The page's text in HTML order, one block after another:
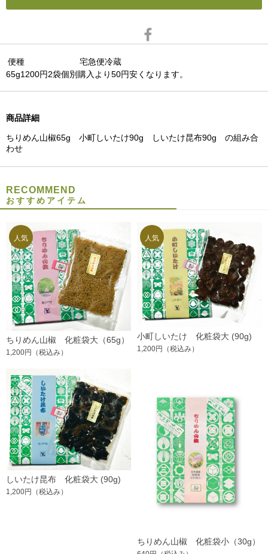
便種
宅急便冷蔵
65g1200円2袋個別購入より50円安くなります。
商品詳細
ちりめん山椒65g 小町しいたけ90g しいたけ昆布90g の組み合
わせ
RECOMMEND
おすすめアイテム
ちりめん山椒 化粧袋大（65g）
1,200円 （税込み）
小町しいたけ 化粧袋大 (90g)
1,200円 （税込み）
しいたけ昆布 化粧袋大 (90g)
1,200円 （税込み）
ちりめん山椒 化粧袋小（30g）